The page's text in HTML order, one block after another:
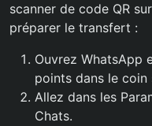
scanner de code QR
préparer le transfert :
Ouvrez WhatsApp
points dans le coin
Allez dans les
Chats.